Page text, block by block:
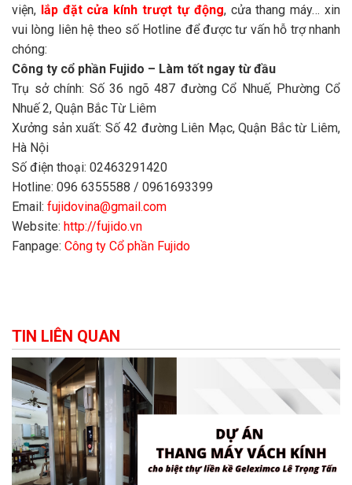
viện, lắp đặt cửa kính trượt tự động, cửa thang máy… xin
vui lòng liên hệ theo số Hotline để được tư vấn hỗ trợ nhanh
chóng:
Công ty cổ phần Fujido – Làm tốt ngay từ đầu
Trụ sở chính: Số 36 ngõ 487 đường Cổ Nhuế, Phường Cổ
Nhuế 2, Quận Bắc Từ Liêm
Xưởng sản xuất: Số 42 đường Liên Mạc, Quận Bắc từ Liêm,
Hà Nội
Số điện thoại: 02463291420
Hotline: 096 6355588 / 0961693399
Email: fujidovina@gmail.com
Website: http://fujido.vn
Fanpage: Công ty Cổ phần Fujido
TIN LIÊN QUAN